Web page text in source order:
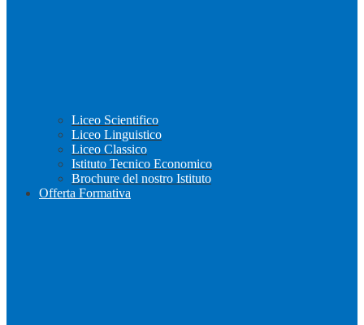
Liceo Scientifico
Liceo Linguistico
Liceo Classico
Istituto Tecnico Economico
Brochure del nostro Istituto
Offerta Formativa